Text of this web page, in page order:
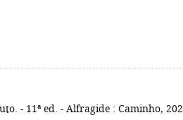
- 11ª ed. - Alfragide : Caminho,